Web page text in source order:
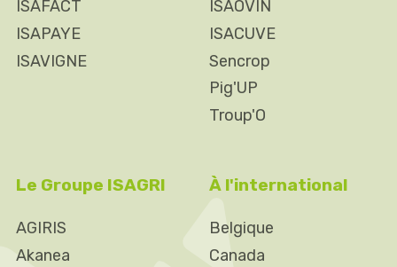
ISAFACT
ISAPAYE
ISAVIGNE
ISAOVIN
ISACUVE
Sencrop
Pig'UP
Troup'O
Le Groupe ISAGRI
AGIRIS
Akanea
À l'international
Belgique
Canada